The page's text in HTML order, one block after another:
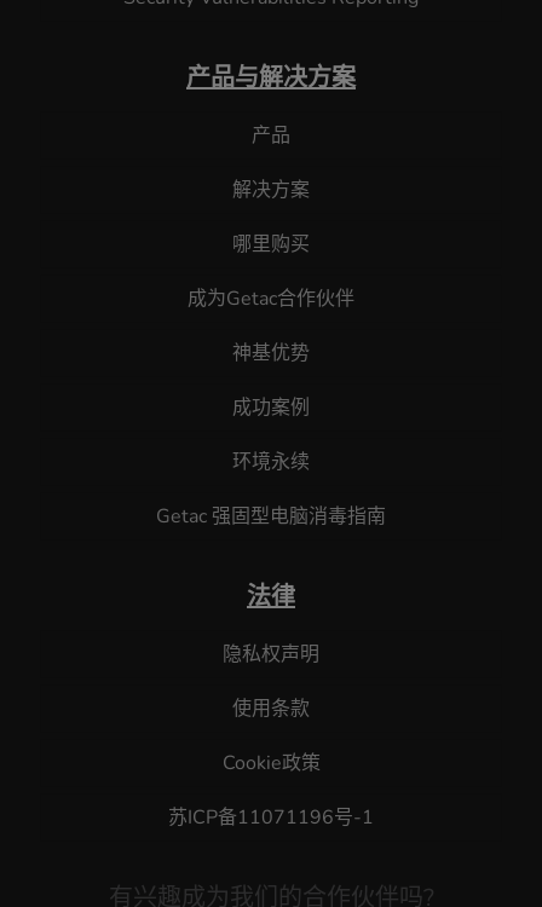
产品与解决方案
产品
解决方案
哪里购买
成为Getac合作伙伴
神基优势
成功案例
环境永续
Getac 强固型电脑消毒指南
法律
隐私权声明
使用条款
Cookie政策
苏ICP备11071196号-1
有兴趣成为我们的合作伙伴吗?